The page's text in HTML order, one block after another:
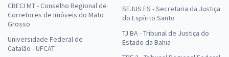
CRECI MT - Conselho Regional de
Corretores de Imóveis do Mato
Grosso
Universidade Federal de
Catalão - UFCAT
SEJUS ES - Secretaria da Justiça
do Espírito Santo
TJ BA - Tribunal de Justiça do
Estado da Bahia